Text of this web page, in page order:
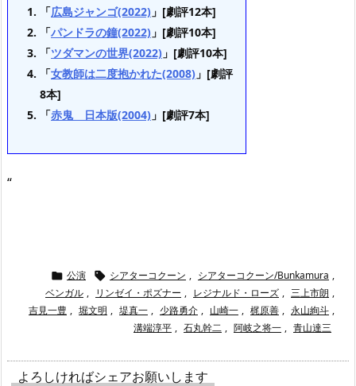
「広島ジャンゴ(2022) 」[劇評12本]
「パンドラの鐘(2022) 」[劇評10本]
「ツダマンの世界(2022) 」[劇評10本]
「女教師は二度抱かれた(2008) 」[劇評
8本]
「赤鬼 日本版(2004) 」[劇評7本]
“
 公演  シアターコクーン , シアターコクーン/Bunkamura ,
ベンガル , リンゼイ・ポズナー , レジナルド・ローズ , 三上市朗 ,
吉見一豊 , 堀文明 , 堤真一 , 少路勇介 , 山崎一 , 梶原善 , 永山絢斗 ,
溝端淳平 , 石丸幹二 , 阿岐之将一 , 青山達三
よろしければシェアお願いします